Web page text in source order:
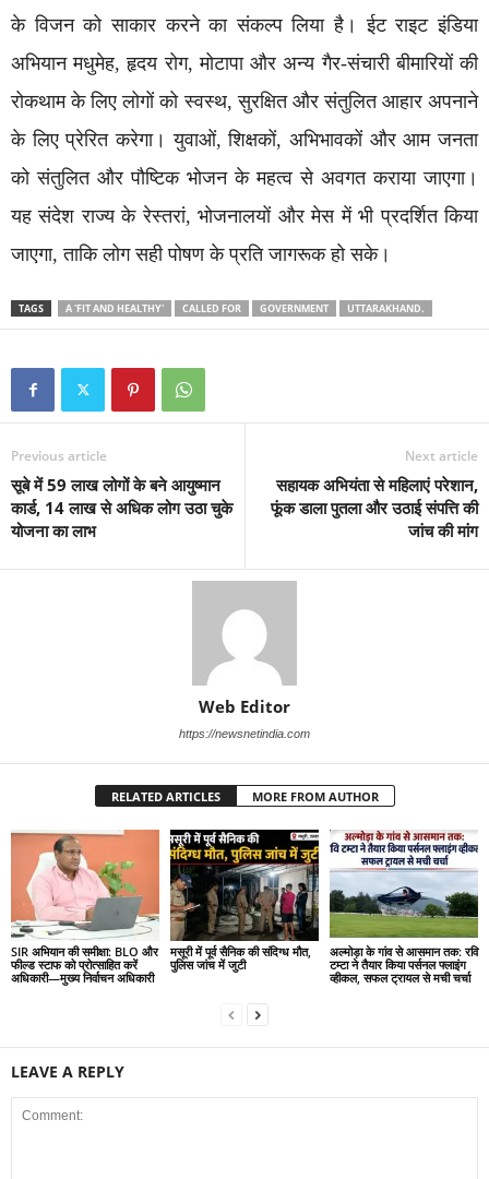
के विजन को साकार करने का संकल्प लिया है। ईट राइट इंडिया
अभियान मधुमेह, हृदय रोग, मोटापा और अन्य गैर-संचारी बीमारियों की
रोकथाम के लिए लोगों को स्वस्थ, सुरक्षित और संतुलित आहार अपनाने
के लिए प्रेरित करेगा। युवाओं, शिक्षकों, अभिभावकों और आम जनता
को संतुलित और पौष्टिक भोजन के महत्व से अवगत कराया जाएगा।
यह संदेश राज्य के रेस्तरां, भोजनालयों और मेस में भी प्रदर्शित किया
जाएगा, ताकि लोग सही पोषण के प्रति जागरूक हो सके।
TAGS A 'FIT AND HEALTHY' CALLED FOR GOVERNMENT UTTARAKHAND.
Previous article
सूबे में 59 लाख लोगों के बने आयुष्मान
कार्ड, 14 लाख से अधिक लोग उठा चुके
योजना का लाभ
Next article
सहायक अभियंता से महिलाएं परेशान,
फूंक डाला पुतला और उठाई संपत्ति की
जांच की मांग
Web Editor
https://newsnetindia.com
RELATED ARTICLES MORE FROM AUTHOR
SIR अभियान की समीक्षा: BLO और
फील्ड स्टाफ को प्रोत्साहित करें
अधिकारी—मुख्य निर्वाचन अधिकारी
मसूरी में पूर्व सैनिक की संदिग्ध मौत,
पुलिस जांच में जुटी
अल्मोड़ा के गांव से आसमान तक: रवि
टम्टा ने तैयार किया पर्सनल फ्लाइंग
व्हीकल, सफल ट्रायल से मची चर्चा
LEAVE A REPLY